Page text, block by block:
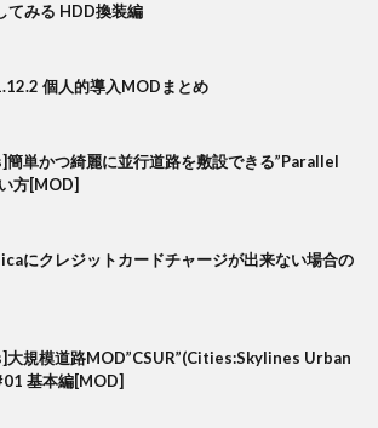
てみる HDD換装編
個人的導入MODまとめ
単かつ綺麗に並行道路を敷設できる”Parallel
方[MOD]
にクレジットカードチャージが出来ない場合の
規模道路MOD”CSUR”(Cities:Skylines Urban
基本編[MOD]